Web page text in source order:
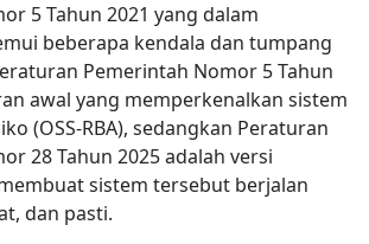
5 Tahun 2021 yang dalam
beberapa kendala dan tumpang
Pemerintah Nomor 5 Tahun
awal yang memperkenalkan sistem
(OSS-RBA), sedangkan Peraturan
28 Tahun 2025 adalah versi
sistem tersebut berjalan
dan pasti.